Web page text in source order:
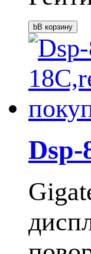
bВ корзину
Dsp-